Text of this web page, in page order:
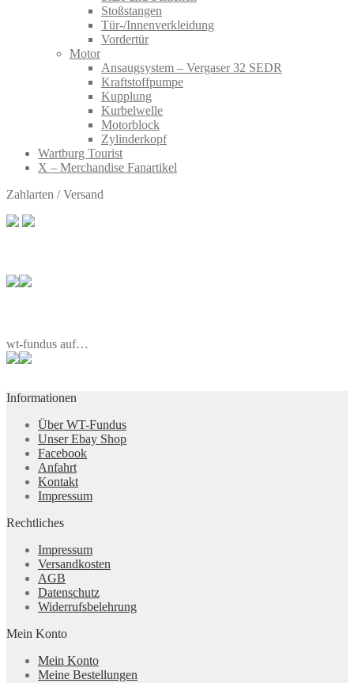
Stoßstangen
Tür-/Innenverkleidung
Vordertür
Motor
Ansaugsystem – Vergaser 32 SEDR
Kraftstoffpumpe
Kupplung
Kurbelwelle
Motorblock
Zylinderkopf
Wartburg Tourist
X – Merchandise Fanartikel
Zahlarten / Versand
wt-fundus auf…
Informationen
Über WT-Fundus
Unser Ebay Shop
Facebook
Anfahrt
Kontakt
Impressum
Rechtliches
Impressum
Versandkosten
AGB
Datenschutz
Widerrufsbelehrung
Mein Konto
Mein Konto
Meine Bestellungen